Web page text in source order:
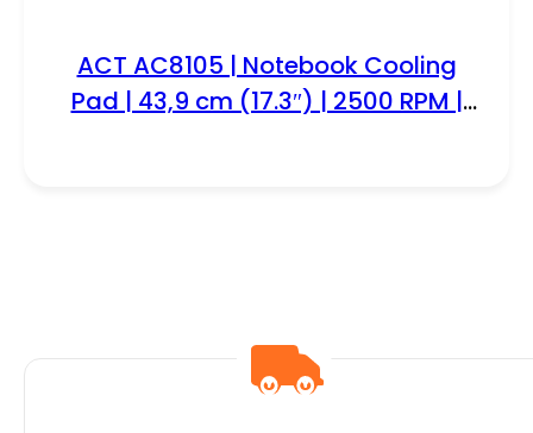
ACT AC8105 | Notebook Cooling
Pad | 43,9 cm (17.3″) | 2500 RPM |